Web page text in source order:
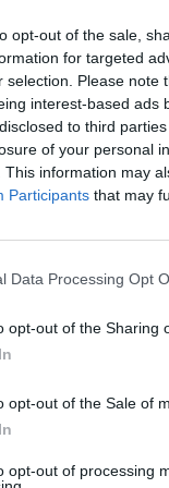
opt-out of the sale,
for targeted
selection. Please note
interest-based ads
to third
of your personal
This information may
Participants that may
Data Processing Opt
opt-out of the Sharing
opt-out of the Sale of
opt-out of processing
1939-ųjų
dingstį paskelbti
sustabdymą:
kad Lenkijoje
D. Tuskas